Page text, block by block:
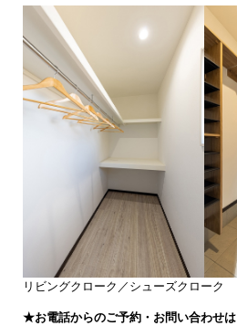
リビングクローク／シューズクローク
★お電話からのご予約・お問い合わせは